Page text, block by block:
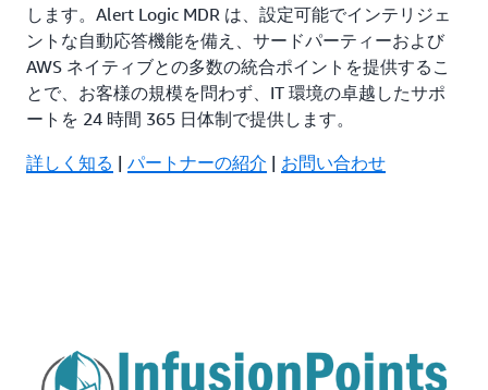
します。Alert Logic MDR は、設定可能でインテリジェ
ントな自動応答機能を備え、サードパーティーおよび
AWS ネイティブとの多数の統合ポイントを提供するこ
とで、お客様の規模を問わず、IT 環境の卓越したサポ
ートを 24 時間 365 日体制で提供します。
詳しく知る | パートナーの紹介 | お問い合わせ